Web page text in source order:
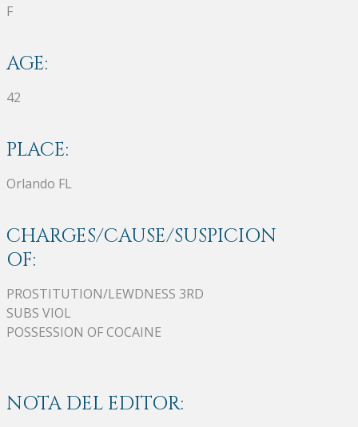
F
AGE:
42
PLACE:
Orlando FL
CHARGES/CAUSE/SUSPICION
OF:
PROSTITUTION/LEWDNESS 3RD
SUBS VIOL
POSSESSION OF COCAINE
NOTA DEL EDITOR: